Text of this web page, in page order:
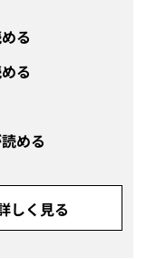
る
る
める
しく見る